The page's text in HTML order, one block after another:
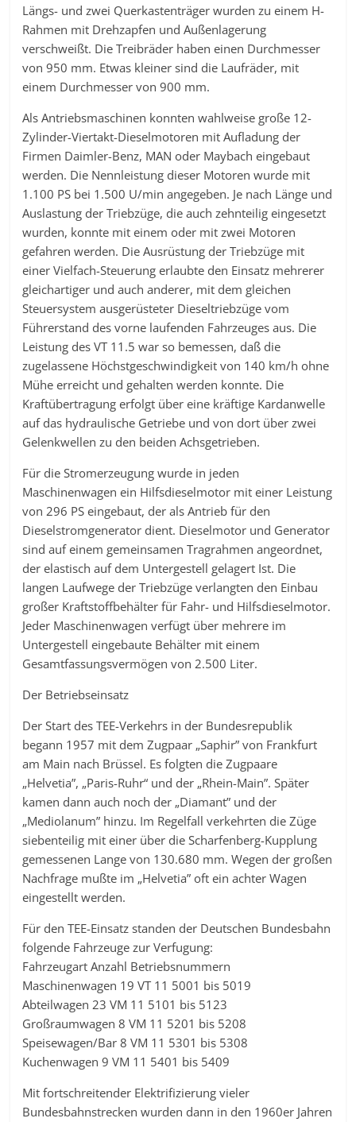
Längs- und zwei Querkastenträger wurden zu einem H-
Rahmen mit Drehzapfen und Außenlagerung
verschweißt. Die Treibräder haben einen Durchmesser
von 950 mm. Etwas kleiner sind die Laufräder, mit
einem Durchmesser von 900 mm.
Als Antriebsmaschinen konnten wahlweise große 12-
Zylinder-Viertakt-Dieselmotoren mit Aufladung der
Firmen Daimler-Benz, MAN oder Maybach eingebaut
werden. Die Nennleistung dieser Motoren wurde mit
1.100 PS bei 1.500 U/min angegeben. Je nach Länge und
Auslastung der Triebzüge, die auch zehnteilig eingesetzt
wurden, konnte mit einem oder mit zwei Motoren
gefahren werden. Die Ausrüstung der Triebzüge mit
einer Vielfach-Steuerung erlaubte den Einsatz mehrerer
gleichartiger und auch anderer, mit dem gleichen
Steuersystem ausgerüsteter Dieseltriebzüge vom
Führerstand des vorne laufenden Fahrzeuges aus. Die
Leistung des VT 11.5 war so bemessen, daß die
zugelassene Höchstgeschwindigkeit von 140 km/h ohne
Mühe erreicht und gehalten werden konnte. Die
Kraftübertragung erfolgt über eine kräftige Kardanwelle
auf das hydraulische Getriebe und von dort über zwei
Gelenkwellen zu den beiden Achsgetrieben.
Für die Stromerzeugung wurde in jeden
Maschinenwagen ein Hilfsdieselmotor mit einer Leistung
von 296 PS eingebaut, der als Antrieb für den
Dieselstromgenerator dient. Dieselmotor und Generator
sind auf einem gemeinsamen Tragrahmen angeordnet,
der elastisch auf dem Untergestell gelagert Ist. Die
langen Laufwege der Triebzüge verlangten den Einbau
großer Kraftstoffbehälter für Fahr- und Hilfsdieselmotor.
Jeder Maschinenwagen verfügt über mehrere im
Untergestell eingebaute Behälter mit einem
Gesamtfassungsvermögen von 2.500 Liter.
Der Betriebseinsatz
Der Start des TEE-Verkehrs in der Bundesrepublik
begann 1957 mit dem Zugpaar „Saphir” von Frankfurt
am Main nach Brüssel. Es folgten die Zugpaare
„Helvetia”, „Paris-Ruhr“ und der „Rhein-Main”. Später
kamen dann auch noch der „Diamant” und der
„Mediolanum” hinzu. Im Regelfall verkehrten die Züge
siebenteilig mit einer über die Scharfenberg-Kupplung
gemessenen Lange von 130.680 mm. Wegen der großen
Nachfrage mußte im „Helvetia” oft ein achter Wagen
eingestellt werden.
Für den TEE-Einsatz standen der Deutschen Bundesbahn
folgende Fahrzeuge zur Verfugung:
Fahrzeugart Anzahl Betriebsnummern
Maschinenwagen 19 VT 11 5001 bis 5019
Abteilwagen 23 VM 11 5101 bis 5123
Großraumwagen 8 VM 11 5201 bis 5208
Speisewagen/Bar 8 VM 11 5301 bis 5308
Kuchenwagen 9 VM 11 5401 bis 5409
Mit fortschreitender Elektrifizierung vieler
Bundesbahnstrecken wurden dann in den 1960er Jahren